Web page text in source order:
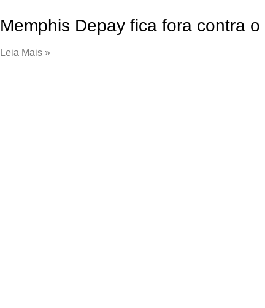
Memphis Depay fica fora contra
Leia Mais »